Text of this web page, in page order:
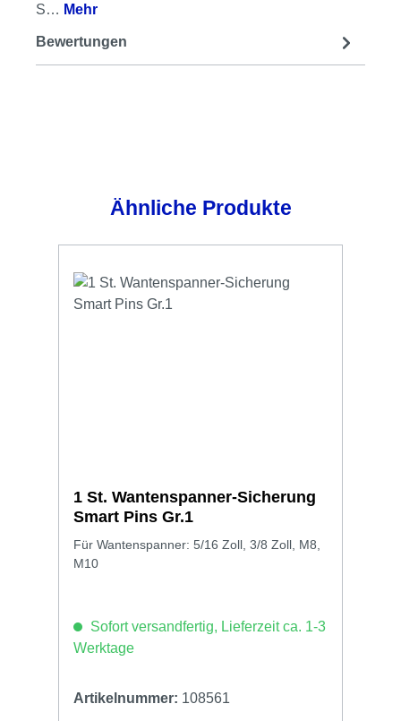
S… Mehr
Bewertungen
Produktgalerie überspringen
Ähnliche Produkte
1 St. Wantenspanner-Sicherung
Smart Pins Gr.1
Für Wantenspanner: 5/16 Zoll, 3/8 Zoll, M8,
M10
Sofort versandfertig, Lieferzeit ca. 1-3
Werktage
Artikelnummer: 108561